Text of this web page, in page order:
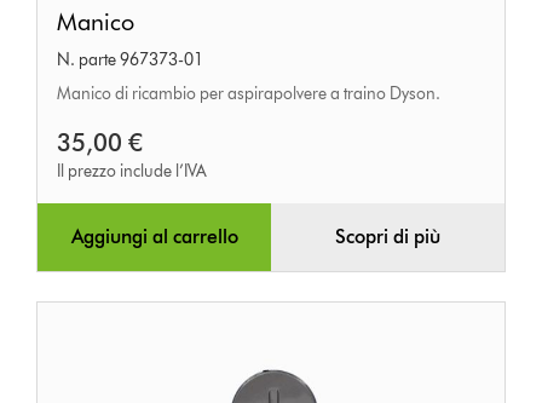
Manico
N. parte 967373-01
Manico di ricambio per aspirapolvere a traino Dyson.
35,00 €
Il prezzo include l’IVA
Aggiungi al carrello Scopri di più